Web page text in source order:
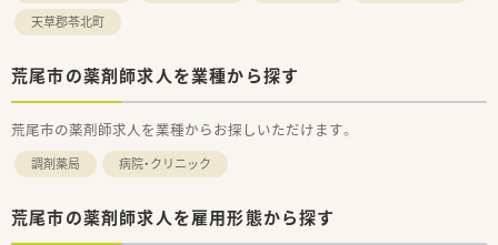
天草郡苓北町
荒尾市の薬剤師求人を業種から探す
荒尾市の薬剤師求人を業種からお探しいただけます。
調剤薬局 病院・クリニック
荒尾市の薬剤師求人を雇用形態から探す